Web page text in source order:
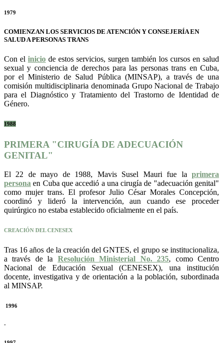
1979
COMIENZAN LOS SERVICIOS DE ATENCIÓN Y CONSEJERÍA EN
SALUD A PERSONAS TRANS
Con el inicio de estos servicios, surgen también los cursos en salud
sexual y conciencia de derechos para las personas trans en Cuba,
por el Ministerio de Salud Pública (MINSAP), a través de una
comisión multidisciplinaria denominada Grupo Nacional de Trabajo
para el Diagnóstico y Tratamiento del Trastorno de Identidad de
Género.
1988
PRIMERA "CIRUGÍA DE ADECUACIÓN
GENITAL"
El 22 de mayo de 1988, Mavis Susel Mauri fue la primera
persona en Cuba que accedió a una cirugía de "adecuación genital"
como mujer trans. El profesor Julio César Morales Concepción,
coordinó y lideró la intervención, aun cuando ese proceder
quirúrgico no estaba establecido oficialmente en el país.
CREACIÓN DEL CENESEX
Tras 16 años de la creación del GNTES, el grupo se institucionaliza,
a través de la Resolución Ministerial No. 235, como Centro
Nacional de Educación Sexual (CENESEX), una institución
docente, investigativa y de orientación a la población, subordinada
al MINSAP.
1996
-